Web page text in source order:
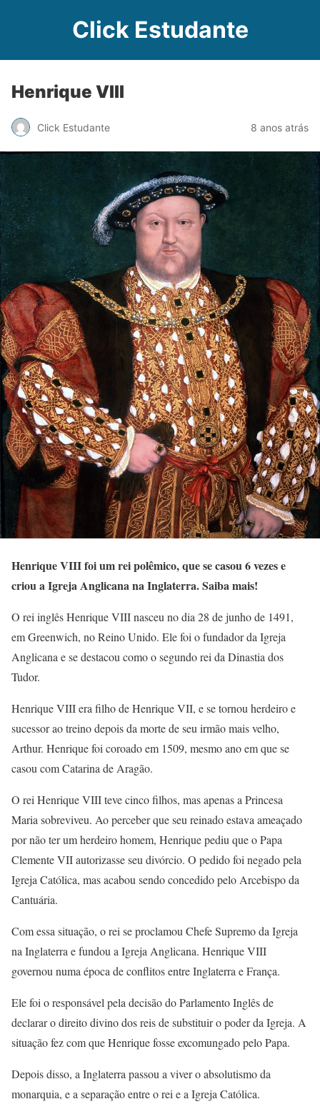
Click Estudante
Henrique VIII
Click Estudante 8 anos atrás
Henrique VIII foi um rei polêmico, que se casou 6 vezes e
criou a Igreja Anglicana na Inglaterra. Saiba mais!
O rei inglês Henrique VIII nasceu no dia 28 de junho de 1491,
em Greenwich, no Reino Unido. Ele foi o fundador da Igreja
Anglicana e se destacou como o segundo rei da Dinastia dos
Tudor.
Henrique VIII era filho de Henrique VII, e se tornou herdeiro e
sucessor ao treino depois da morte de seu irmão mais velho,
Arthur. Henrique foi coroado em 1509, mesmo ano em que se
casou com Catarina de Aragão.
O rei Henrique VIII teve cinco filhos, mas apenas a Princesa
Maria sobreviveu. Ao perceber que seu reinado estava ameaçado
por não ter um herdeiro homem, Henrique pediu que o Papa
Clemente VII autorizasse seu divórcio. O pedido foi negado pela
Igreja Católica, mas acabou sendo concedido pelo Arcebispo da
Cantuária.
Com essa situação, o rei se proclamou Chefe Supremo da Igreja
na Inglaterra e fundou a Igreja Anglicana. Henrique VIII
governou numa época de conflitos entre Inglaterra e França.
Ele foi o responsável pela decisão do Parlamento Inglês de
declarar o direito divino dos reis de substituir o poder da Igreja. A
situação fez com que Henrique fosse excomungado pelo Papa.
Depois disso, a Inglaterra passou a viver o absolutismo da
monarquia, e a separação entre o rei e a Igreja Católica.